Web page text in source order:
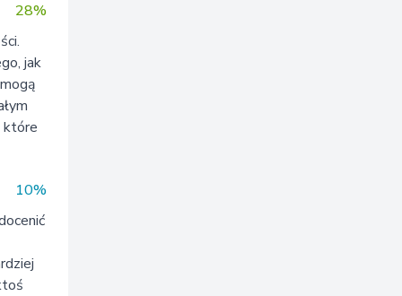
28%
jak
które
10%